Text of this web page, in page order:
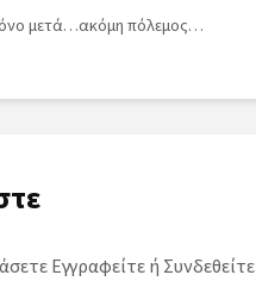
μετά…ακόμη πόλεμος…
Εγγραφείτε ή Συνδεθείτε